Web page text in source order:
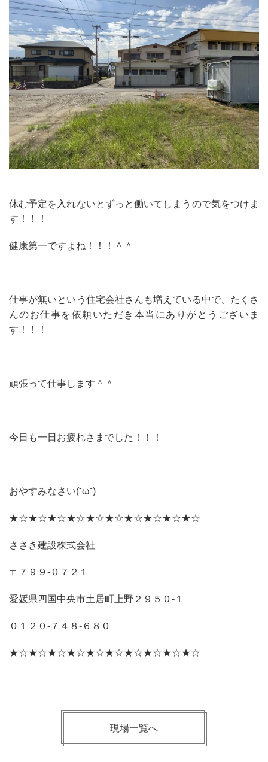
休む予定を入れないとずっと働いてしまうので気をつけま
す！！！
健康第一ですよね！！！＾＾
仕事が無いという住宅会社さんも増えている中で、たくさ
んのお仕事を依頼いただき本当にありがとうございま
す！！！
頑張って仕事します＾＾
今日も一日お疲れさまでした！！！
おやすみなさい(˘ω˘)
★☆★☆★☆★☆★☆★☆★☆★☆★☆★☆
ささき建設株式会社
〒７９９‐０７２１
愛媛県四国中央市土居町上野２９５０‐１
０１２０‐７４８‐６８０
★☆★☆★☆★☆★☆★☆★☆★☆★☆★☆
現場一覧へ